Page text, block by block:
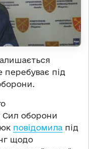
під
Сил оборони
повідомила під
щодо